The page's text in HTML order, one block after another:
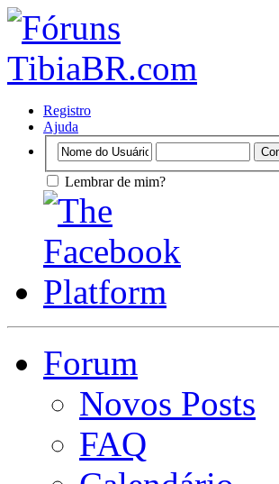
Registro
Ajuda
Lembrar de mim?
Forum
Novos Posts
FAQ